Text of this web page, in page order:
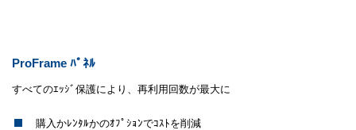
ProFrame ﾊﾟﾈﾙ
すべてのｴｯｼﾞ保護により、再利用回数が最大に
購入かﾚﾝﾀﾙかのｵﾌﾟｼｮﾝでｺｽﾄを削減